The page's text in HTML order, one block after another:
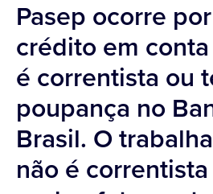
Pasep ocorre
crédito em
é correntista ou
poupança no
Brasil. O
não é